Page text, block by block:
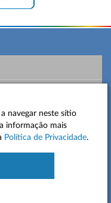
navegar neste sítio
informação mais
Política de Privacidade.